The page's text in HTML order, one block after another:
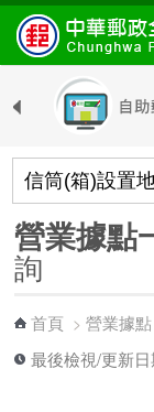
跳到主要內容區塊
營業據點
詢
首頁 >營業據點
最後檢視/更新